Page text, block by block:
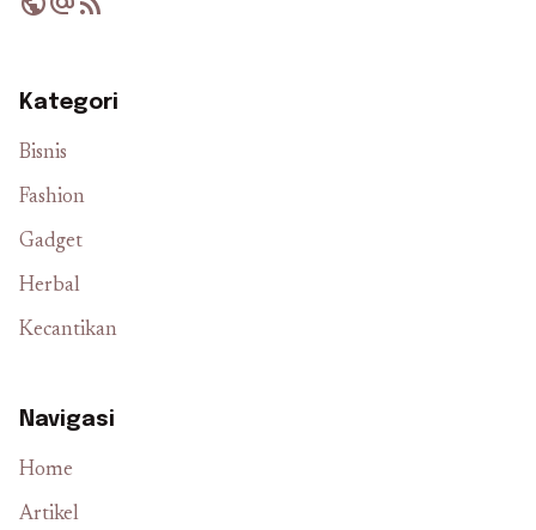
Kategori
Bisnis
Fashion
Gadget
Herbal
Kecantikan
Navigasi
Home
Artikel